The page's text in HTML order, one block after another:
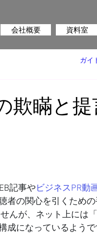
会社概要 資料室
ガイ
欺瞞と提
記事やビジネスPR動
者の関心を引くため
んが、ネット上には
成になっているようで